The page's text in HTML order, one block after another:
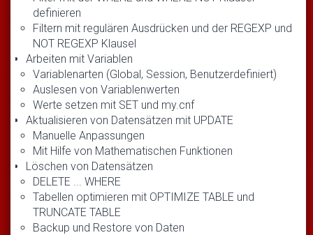
definieren
Filtern mit regulären Ausdrücken und der REGEXP und
NOT REGEXP Klausel
Arbeiten mit Variablen
Variablenarten (Global, Session, Benutzerdefiniert)
Auslesen von Variablenwerten
Werte setzen mit SET und my.cnf
Aktualisieren von Datensätzen mit UPDATE
Manuelle Anpassungen
Mit Hilfe von Mathematischen Funktionen
Löschen von Datensätzen
DELETE ... WHERE
Tabellen optimieren mit OPTIMIZE TABLE und
TRUNCATE TABLE
Backup und Restore von Daten